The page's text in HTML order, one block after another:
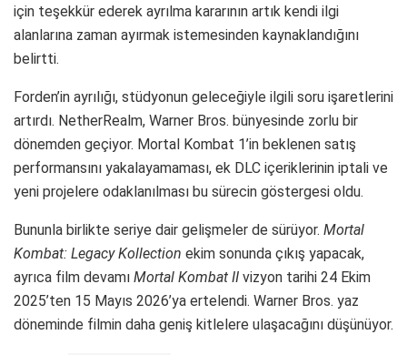
için teşekkür ederek ayrılma kararının artık kendi ilgi
alanlarına zaman ayırmak istemesinden kaynaklandığını
belirtti.
Forden’in ayrılığı, stüdyonun geleceğiyle ilgili soru işaretlerini
artırdı. NetherRealm, Warner Bros. bünyesinde zorlu bir
dönemden geçiyor. Mortal Kombat 1’in beklenen satış
performansını yakalayamaması, ek DLC içeriklerinin iptali ve
yeni projelere odaklanılması bu sürecin göstergesi oldu.
Bununla birlikte seriye dair gelişmeler de sürüyor. Mortal
Kombat: Legacy Kollection ekim sonunda çıkış yapacak,
ayrıca film devamı Mortal Kombat II vizyon tarihi 24 Ekim
2025’ten 15 Mayıs 2026’ya ertelendi. Warner Bros. yaz
döneminde filmin daha geniş kitlelere ulaşacağını düşünüyor.